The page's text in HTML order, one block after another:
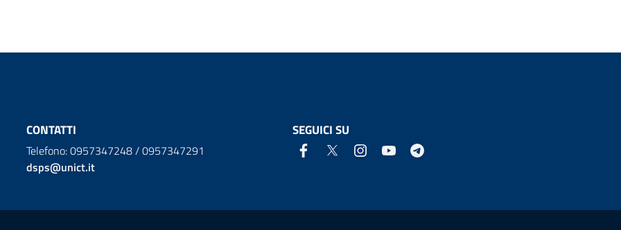
CONTATTI
Telefono: 0957347248 / 0957347291
dsps@unict.it
SEGUICI SU